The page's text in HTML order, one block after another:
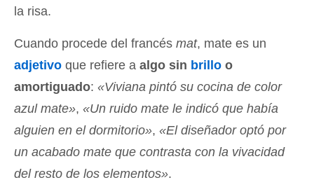
la risa.
Cuando procede del francés mat, mate es un
adjetivo que refiere a algo sin brillo o
amortiguado: «Viviana pintó su cocina de color
azul mate», «Un ruido mate le indicó que había
alguien en el dormitorio», «El diseñador optó por
un acabado mate que contrasta con la vivacidad
del resto de los elementos».